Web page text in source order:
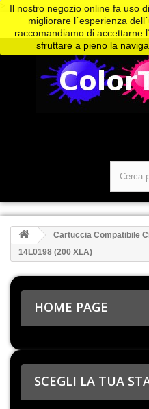
Il nostro negozio online fa uso
migliorare l´esperienza
raccomandiamo di accettarne
sfruttare a pieno la
Cartuccia Compatibile
14L0198 (200 XLA)
HOME PAGE
SCEGLI LA TUA